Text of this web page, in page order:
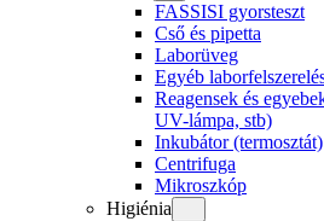
FASSISI gyorsteszt
Cső és pipetta
Laborüveg
Egyéb
Reagensek és
UV-lámpa, stb)
Inkubátor (termosztát)
Centrifuga
Mikroszkóp
Higiénia